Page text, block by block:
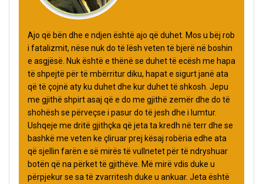
Ajo që bën dhe e ndjen është ajo që duhet. Mos u bëj rob
i fatalizmit, nëse nuk do të lësh veten të bjerë në boshin
e asgjësë. Nuk është e thënë se duhet të ecësh me hapa
të shpejtë për të mbërritur diku, hapat e sigurt janë ata
që të çojnë aty ku duhet dhe kur duhet të shkosh. Jepu
me gjithë shpirt asaj që e do me gjithë zemër dhe do të
shohësh se përveçse i pasur do të jesh dhe i lumtur.
Ushqeje me dritë gjithçka që jeta ta kredh në terr dhe se
bashkë me veten ke çliruar prej kësaj robëria edhe ata
që sjellin farën e së mirës të vullnetet për të ndryshuar
botën që na përket të gjithëve. Më mirë vdis duke u
përpjekur se sa të zvarritesh duke u ankuar. Jeta është